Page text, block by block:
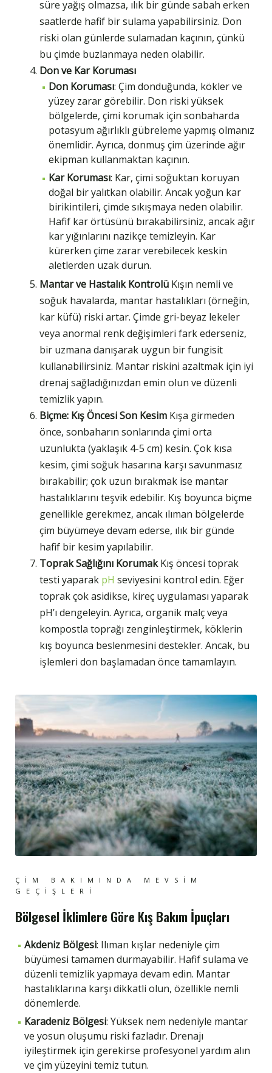
süre yağış olmazsa, ılık bir günde sabah erken
saatlerde hafif bir sulama yapabilirsiniz. Don
riski olan günlerde sulamadan kaçının, çünkü
bu çimde buzlanmaya neden olabilir.
Don ve Kar Koruması
Don Koruması: Çim donduğunda, kökler ve
yüzey zarar görebilir. Don riski yüksek
bölgelerde, çimi korumak için sonbaharda
potasyum ağırlıklı gübreleme yapmış olmanız
önemlidir. Ayrıca, donmuş çim üzerinde ağır
ekipman kullanmaktan kaçının.
Kar Koruması: Kar, çimi soğuktan koruyan
doğal bir yalıtkan olabilir. Ancak yoğun kar
birikintileri, çimde sıkışmaya neden olabilir.
Hafif kar örtüsünü bırakabilirsiniz, ancak ağır
kar yığınlarını nazikçe temizleyin. Kar
kürerken çime zarar verebilecek keskin
aletlerden uzak durun.
Mantar ve Hastalık Kontrolü Kışın nemli ve
soğuk havalarda, mantar hastalıkları (örneğin,
kar küfü) riski artar. Çimde gri-beyaz lekeler
veya anormal renk değişimleri fark ederseniz,
bir uzmana danışarak uygun bir fungisit
kullanabilirsiniz. Mantar riskini azaltmak için iyi
drenaj sağladığınızdan emin olun ve düzenli
temizlik yapın.
Biçme: Kış Öncesi Son Kesim Kışa girmeden
önce, sonbaharın sonlarında çimi orta
uzunlukta (yaklaşık 4-5 cm) kesin. Çok kısa
kesim, çimi soğuk hasarına karşı savunmasız
bırakabilir; çok uzun bırakmak ise mantar
hastalıklarını teşvik edebilir. Kış boyunca biçme
genellikle gerekmez, ancak ılıman bölgelerde
çim büyümeye devam ederse, ılık bir günde
hafif bir kesim yapılabilir.
Toprak Sağlığını KorumakKış öncesi toprak
testi yaparak pH seviyesini kontrol edin. Eğer
toprak çok asidikse, kireç uygulaması yaparak
pH’ı dengeleyin. Ayrıca, organik malç veya
kompostla toprağı zenginleştirmek, köklerin
kış boyunca beslenmesini destekler. Ancak, bu
işlemleri don başlamadan önce tamamlayın.
ÇIM BAKIMINDA MEVSIM
GEÇIŞLERI
Bölgesel İklimlere Göre Kış Bakım İpuçları
Akdeniz Bölgesi: Ilıman kışlar nedeniyle çim
büyümesi tamamen durmayabilir. Hafif sulama ve
düzenli temizlik yapmaya devam edin. Mantar
hastalıklarına karşı dikkatli olun, özellikle nemli
dönemlerde.
Karadeniz Bölgesi: Yüksek nem nedeniyle mantar
ve yosun oluşumu riski fazladır. Drenajı
iyileştirmek için gerekirse profesyonel yardım alın
ve çim yüzeyini temiz tutun.